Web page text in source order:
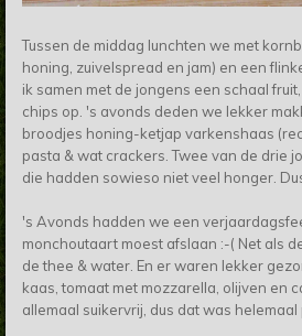
Tussen de middag lunchten we met
honing, zuivelspread en jam) en een
ik samen met de jongens een schaal
chips op. 's avonds deden we lekker
broodjes honing-ketjap varkenshaas
pasta & wat crackers. Twee van de drie
die hadden sowieso niet veel honger.
's Avonds hadden we een
monchoutaart moest afslaan :-( Net als
de thee & water. En er waren lekker
kaas, tomaat met mozzarella, olijven en
allemaal suikervrij, dus dat was helemaal